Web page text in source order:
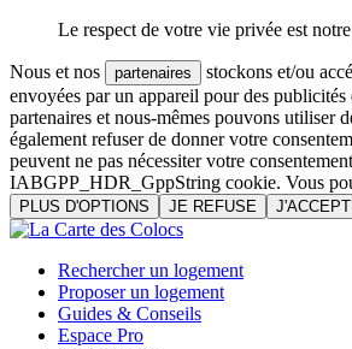
Le respect de votre vie privée est
Nous et nos partenaires
stockons et/ou
envoyées par un appareil pour des
partenaires et nous-mêmes pouvons utiliser
également refuser de donner votre
peuvent ne pas nécessiter votre
IABGPP_HDR_GppString cookie. Vous
PLUS D'OPTIONS JE REFUSE
Rechercher un logement
Proposer un logement
Guides & Conseils
Espace Pro